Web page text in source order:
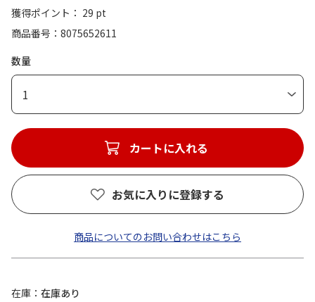
獲得ポイント： 29 pt
商品番号
8075652611
数量
1
カートに入れる
お気に入りに登録する
商品についてのお問い合わせはこちら
在庫
在庫あり